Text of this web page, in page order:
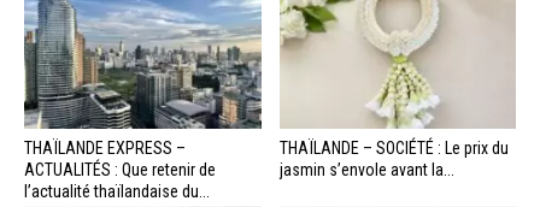
THAÏLANDE EXPRESS –
ACTUALITÉS : Que retenir de
l’actualité thaïlandaise du...
THAÏLANDE – SOCIÉTÉ : Le prix du
jasmin s’envole avant la...